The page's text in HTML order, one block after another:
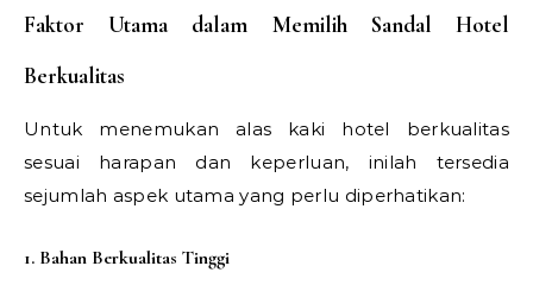
Faktor Utama dalam Memilih Sandal Hotel
Berkualitas
Untuk menemukan alas kaki hotel berkualitas
sesuai harapan dan keperluan, inilah tersedia
sejumlah aspek utama yang perlu diperhatikan:
1. Bahan Berkualitas Tinggi